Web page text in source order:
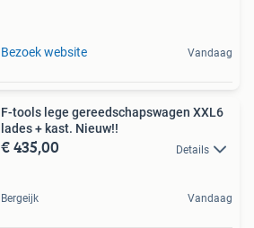
Bezoek website Vandaag
F-tools lege gereedschapswagen XXL6
lades + kast. Nieuw!!
€ 435,00 Details
Bergeijk Vandaag